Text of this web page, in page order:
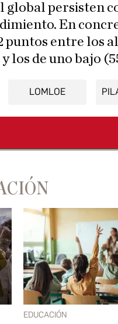
global persisten
En
puntos entre los
los de uno bajo
LOMLOE
EDUCACIÓN